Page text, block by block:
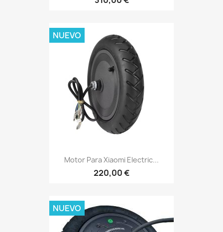
Motor Para Xiaomi Electric...
220,00 €
NUEVO
NUEVO